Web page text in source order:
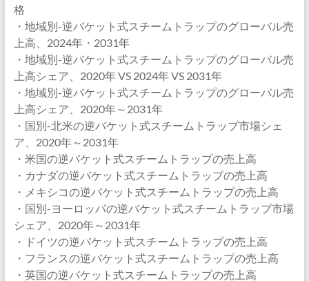
格
・地域別-逆バケット式スチームトラップのグローバル売
上高、2024年・2031年
・地域別-逆バケット式スチームトラップのグローバル売
上高シェア、2020年 VS 2024年 VS 2031年
・地域別-逆バケット式スチームトラップのグローバル売
上高シェア、2020年～2031年
・国別-北米の逆バケット式スチームトラップ市場シェ
ア、2020年～2031年
・米国の逆バケット式スチームトラップの売上高
・カナダの逆バケット式スチームトラップの売上高
・メキシコの逆バケット式スチームトラップの売上高
・国別-ヨーロッパの逆バケット式スチームトラップ市場
シェア、2020年～2031年
・ドイツの逆バケット式スチームトラップの売上高
・フランスの逆バケット式スチームトラップの売上高
・英国の逆バケット式スチームトラップの売上高